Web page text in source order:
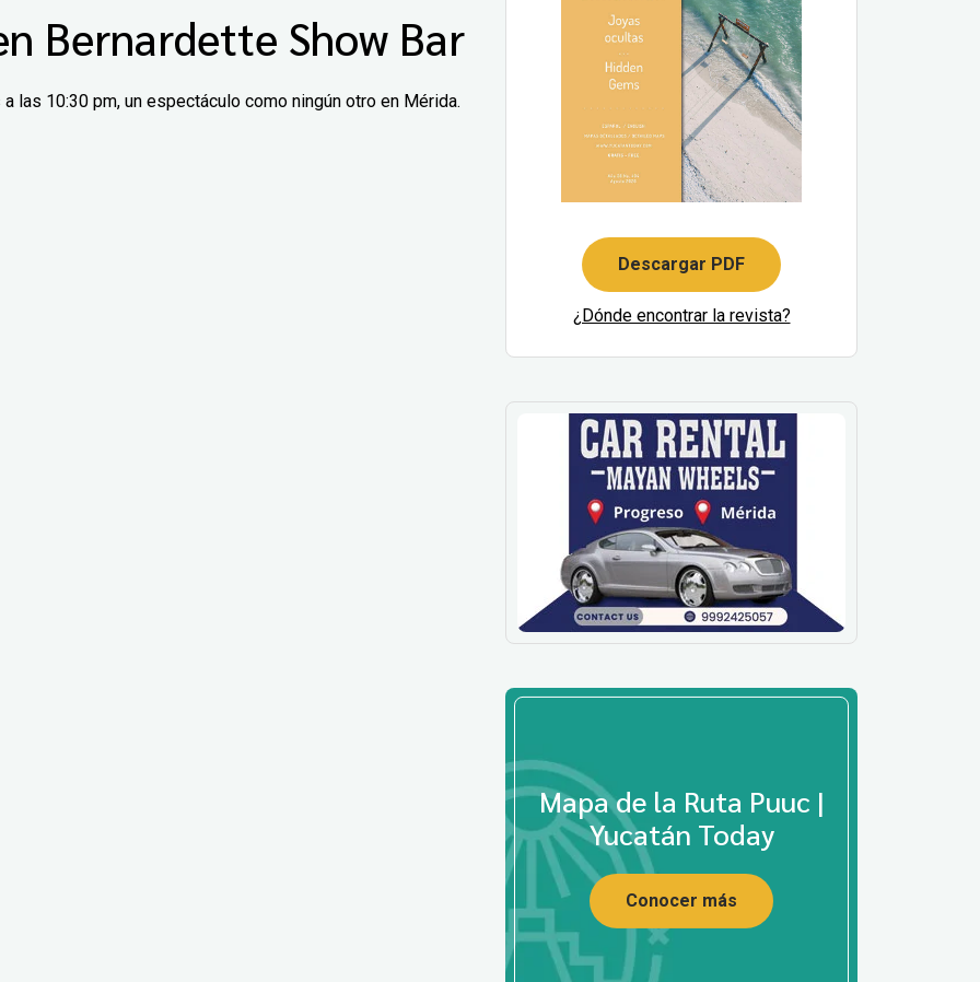
Bernardette Show Bar
las 10:30 pm, un espectáculo como ningún otro en Mérida.
Descargar PDF
¿Dónde encontrar la revista?
Mapa de la Ruta Puuc |
Yucatán Today
Conocer más